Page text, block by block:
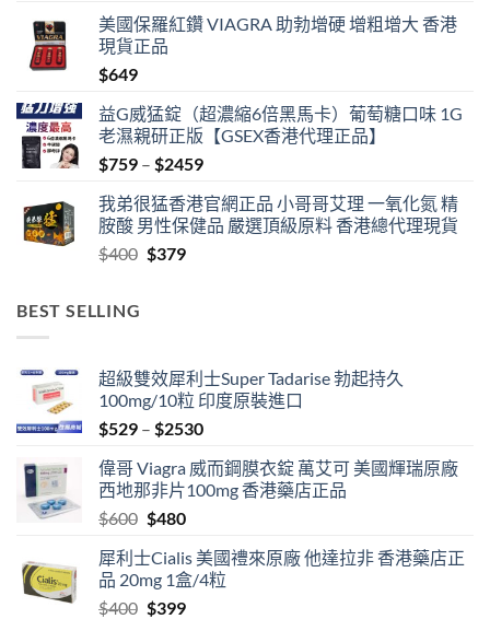
$489
美國保羅紅鑽 VIAGRA 助勃增硬 增粗增大 香港
現貨正品
$649
益G威猛錠（超濃縮6倍黑馬卡）葡萄糖口味 1G
老濕親研正版【GSEX香港代理正品】
$759 – $2459Price
$759
through
我弟很猛香港官網正品 小哥哥艾理 一氧化氮 精
胺酸 男性保健品 嚴選頂級原料 香港總代理現貨
$400 Original
$379Current
BEST SELLING
超級雙效犀利士Super Tadarise 勃起持久
100mg/10粒 印度原裝進口
$529 – $2530Price
$529
through
偉哥 Viagra 威而鋼膜衣錠 萬艾可 美國輝瑞原廠
西地那非片100mg 香港藥店正品
$600 Original
was:
$600.
$480Current
is:
$480.
犀利士Cialis 美國禮來原廠 他達拉非 香港藥店正
品 20mg 1盒/4粒
$400 Original
$399Current